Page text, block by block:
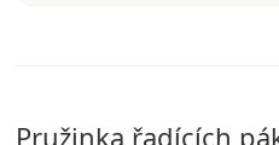
Pružinka řadících